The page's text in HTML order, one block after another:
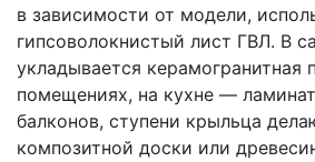
в зависимости от модели,
гипсоволокнистый лист ГВЛ. В
укладывается керамогранитная
помещениях, на кухне —
балконов, ступени крыльца
композитной доски или